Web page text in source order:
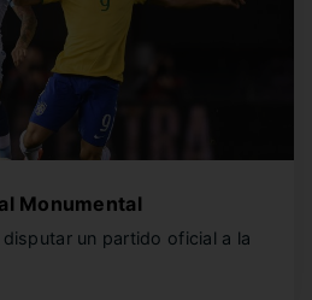
Monumental
un partido oficial a la